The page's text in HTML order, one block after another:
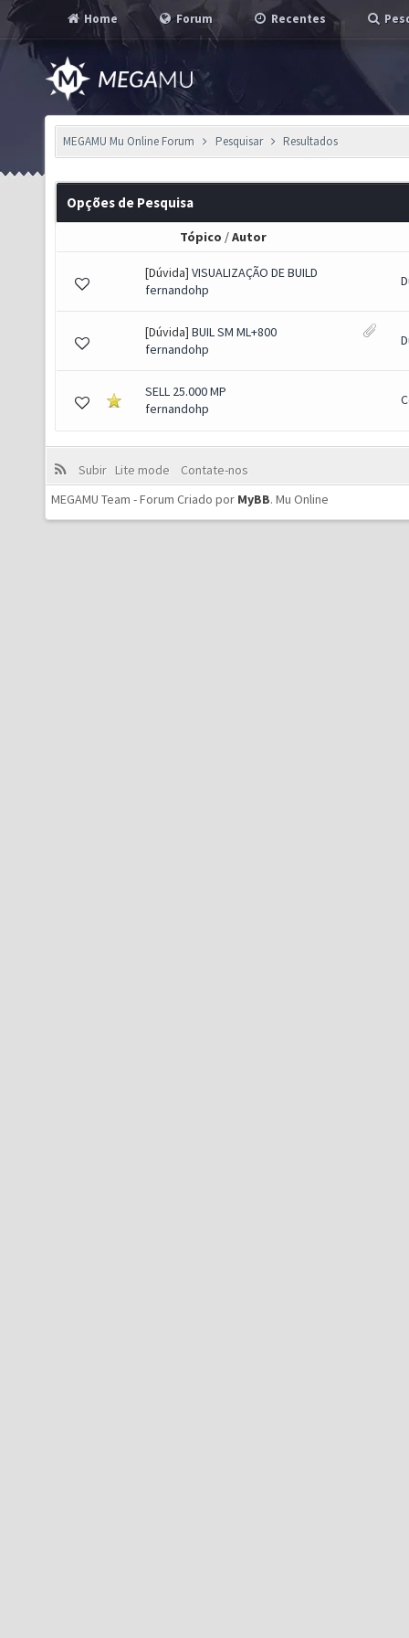
Home Forum Recentes
MEGAMU Mu Online Forum Pesquisar Resultados
Opções de Pesquisa
Tópico /Autor
[Dúvida] VISUALIZAÇÃO DE BUILD
fernandohp
[Dúvida] BUIL SM ML+800
fernandohp
SELL 25.000 MP
fernandohp
Subir Lite mode
Contate-nos
MEGAMU Team - Forum Criado por MyBB. Mu Online